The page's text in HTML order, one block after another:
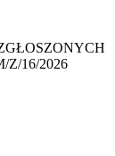
Z/16/2026